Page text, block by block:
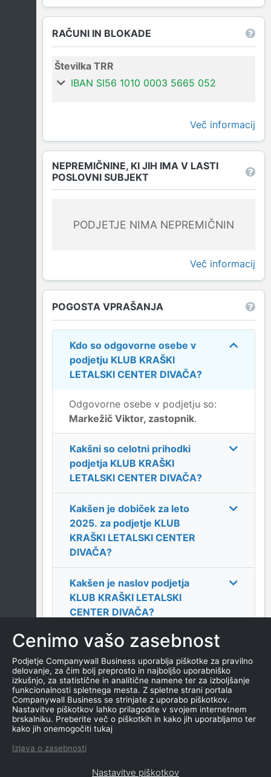
RAČUNI IN BLOKADE
Številka TRR
IBAN SI56 1010 0003 5665 052
Več informacij
NEPREMIČNINE, KI JIH IMA V LASTI
POSLOVNI SUBJEKT
PODJETJE NIMA NEPREMIČNIN
Več informacij
POGOSTA VPRAŠANJA
Kdo so odgovorne osebe v
podjetju KLUB KRAŠKI
LETALSKI CENTER DIVAČA?
Odgovorne osebe v podjetju so:
Markežič Viktor, zastopnik.
Kakšni so celotni prihodki
podjetja KLUB KRAŠKI
LETALSKI CENTER DIVAČA?
Kakšen je dobiček za leto
2025. za podjetje KLUB
KRAŠKI LETALSKI CENTER
DIVAČA?
Kakšen je naslov podjetja
KLUB KRAŠKI LETALSKI
CENTER DIVAČA?
Kakšen je kontakt podjetja
KLUB KRAŠKI LETALSKI
CENTER DIVAČA?
Kateri je datum ustanovitve
podjetja KLUB KRAŠKI
LETALSKI CENTER DIVAČA
Cenimo vašo zasebnost
Podjetje Companywall Business uporablja piškotke za pravilno
delovanje, za čim bolj preprosto in najboljšo uporabniško
izkušnjo, za statistične in analitične namene ter za izboljšanje
funkcionalnosti spletnega mesta. Z spletne strani portala
Companywall Business se strinjate z uporabo piškotkov.
Nastavitve piškotkov lahko prilagodite v svojem internetnem
brskalniku. Preberite več o piškotkih in kako jih uporabljamo ter
kako jih onemogočiti tukaj
Izjava o zasebnosti
Nastavitve piškotkov